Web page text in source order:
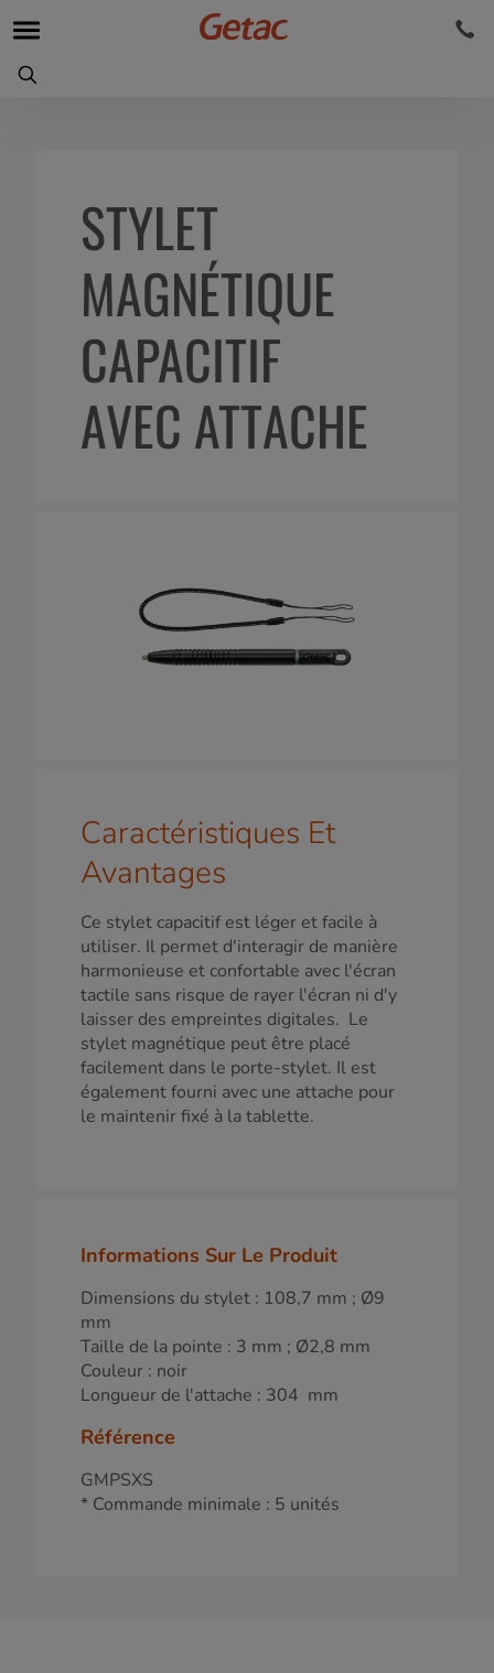
STYLET
MAGNÉTIQUE
CAPACITIF
AVEC ATTACHE
Caractéristiques Et
Avantages
Ce stylet capacitif est léger et facile à
utiliser. Il permet d'interagir de manière
harmonieuse et confortable avec l'écran
tactile sans risque de rayer l'écran ni d'y
laisser des empreintes digitales. Le
stylet magnétique peut être placé
facilement dans le porte-stylet. Il est
également fourni avec une attache pour
le maintenir fixé à la tablette.
Informations Sur Le Produit
Dimensions du stylet : 108,7 mm ; Ø9
mm
Taille de la pointe : 3 mm ; Ø2,8 mm
Couleur : noir
Longueur de l'attache : 304 mm
Référence
GMPSXS
* Commande minimale : 5 unités